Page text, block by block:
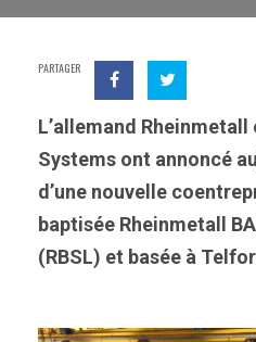
PARTAGER
L’allemand
Systems ont annoncé
d’une nouvelle
baptisée Rheinmetall
(RBSL) et basée à